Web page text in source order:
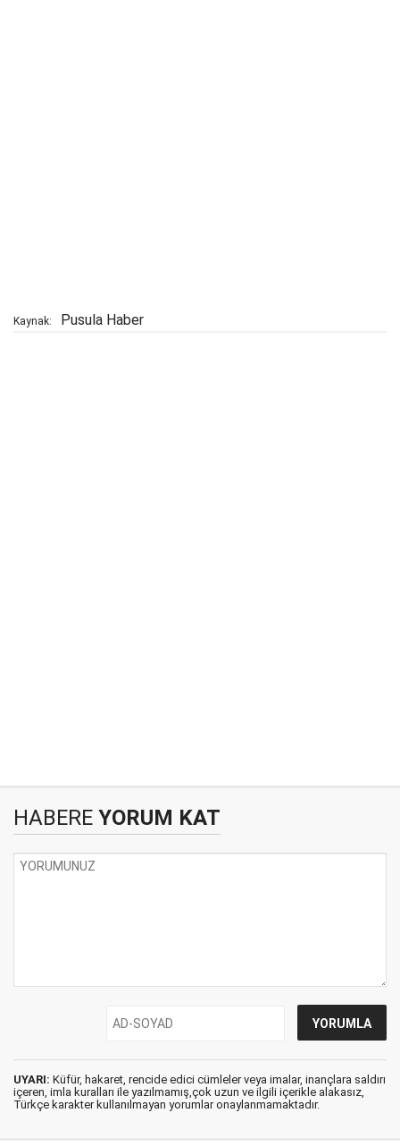
Kaynak: Pusula Haber
HABERE YORUM KAT
UYARI: Küfür, hakaret, rencide edici cümleler veya imalar, inançlara saldırı
içeren, imla kuralları ile yazılmamış,çok uzun ve ilgili içerikle alakasız,
Türkçe karakter kullanılmayan yorumlar onaylanmamaktadır.